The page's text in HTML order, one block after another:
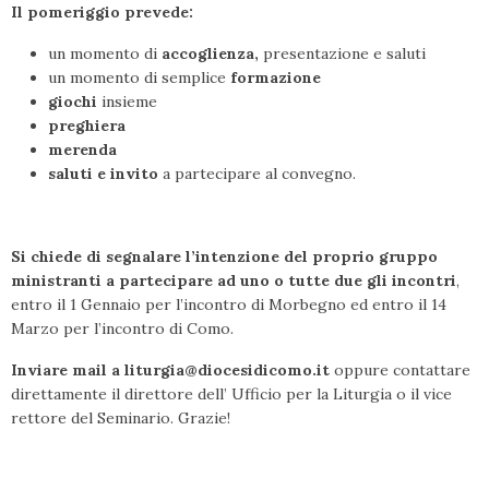
Il pomeriggio prevede:
un momento di accoglienza, presentazione e saluti
un momento di semplice formazione
giochi insieme
preghiera
merenda
saluti e invito a partecipare al convegno.
Si chiede di segnalare l’intenzione del proprio gruppo
ministranti a partecipare ad uno o tutte due gli incontri,
entro il 1 Gennaio per l’incontro di Morbegno ed entro il 14
Marzo per l’incontro di Como.
Inviare mail a liturgia@diocesidicomo.it oppure contattare
direttamente il direttore dell’ Ufficio per la Liturgia o il vice
rettore del Seminario. Grazie!